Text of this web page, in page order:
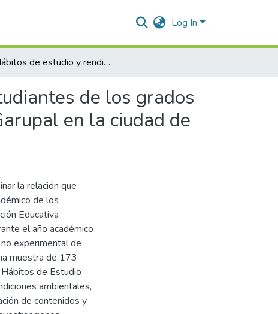
Log In
Hábitos de estudio y rendimiento académico de los estudiantes de los grados sexto y séptimo de la Institución Educativa Loperena Garupal en la ciudad de Valledupar-Cesar
de los grados
en la ciudad de
la relación que
de los
Educativa
el año académico
experimental de
muestra de 173
de Estudio
ambientales,
de contenidos y